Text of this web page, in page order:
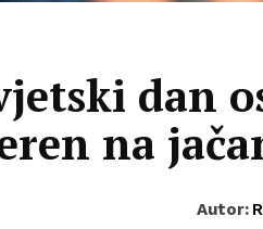
dan
na
Autor: